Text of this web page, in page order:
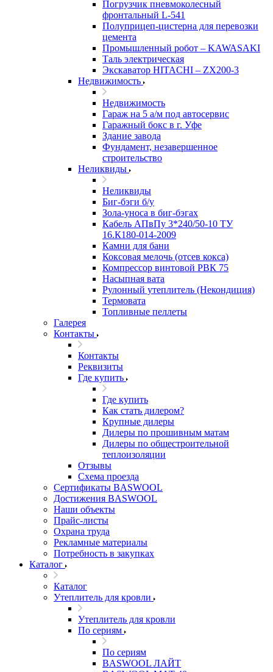
Погрузчик пневмоколесный
фронтальный L-541
Полуприцеп-цистерна для перевозки
цемента
Промышленный робот – KAWASAKI
Таль электрическая
Экскаватор HITACHI – ZX200-3
Недвижимость
Недвижимость
Гараж на 5 а/м под автосервис
Гаражный бокс в г. Уфе
Здание завода
Фундамент, незавершенное
строительство
Неликвиды
Неликвиды
Биг-бэги б/у
Зола-уноса в биг-бэгах
Кабель АПвПу 3*240/50-10 ТУ
16.К180-014-2009
Камни для бани
Коксовая мелочь (отсев кокса)
Компрессор винтовой РВК 75
Насыпная вата
Рулонный утеплитель (Некондиция)
Термовата
Топливные пеллеты
Галерея
Контакты
Контакты
Реквизиты
Где купить
Где купить
Как стать дилером?
Крупные дилеры
Дилеры по прошивным матам
Дилеры по общестроительной
теплоизоляции
Отзывы
Схема проезда
Сертификаты BASWOOL
Достижения BASWOOL
Наши объекты
Прайс-листы
Охрана труда
Рекламные материалы
Потребность в закупках
Каталог
Каталог
Утеплитель для кровли
Утеплитель для кровли
По сериям
По сериям
BASWOOL ЛАЙТ